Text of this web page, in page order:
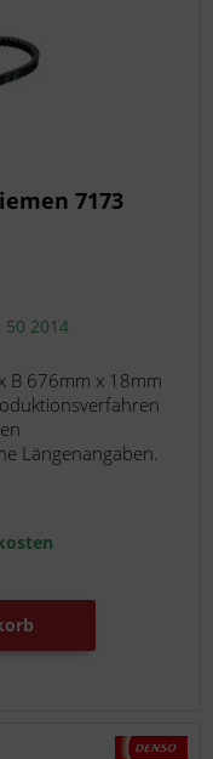
7173
2014
B 676mm x 18mm
Längenangaben.